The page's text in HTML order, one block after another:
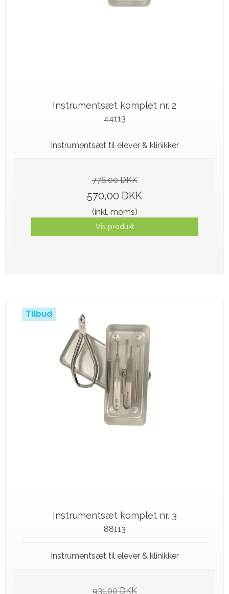
Instrumentsæt komplet nr. 2
44113
Instrumentsæt til elever & klinikker
776,00 DKK
570,00 DKK
(inkl. moms)
Vis produkt
Tilbud
Instrumentsæt komplet nr. 3
88113
Instrumentsæt til elever & klinikker
931,00 DKK